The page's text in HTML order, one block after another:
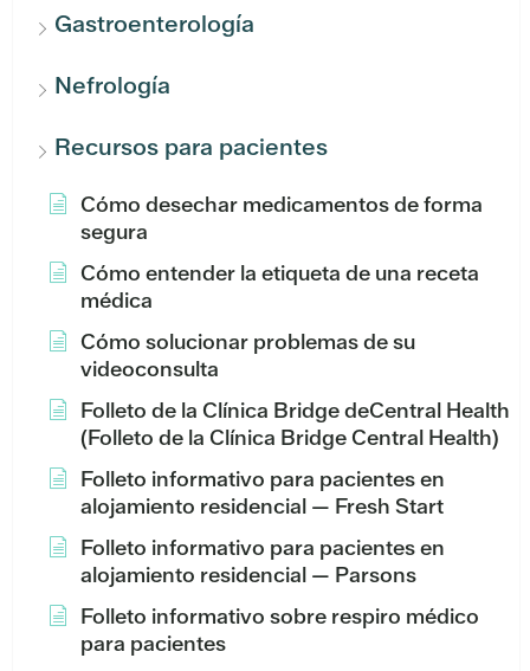
Gastroenterología
Nefrología
Recursos para pacientes
Cómo desechar medicamentos de forma
segura
Cómo entender la etiqueta de una receta
médica
Cómo solucionar problemas de su
videoconsulta
Folleto de la Clínica Bridge deCentral Health
(Folleto de la Clínica Bridge Central Health)
Folleto informativo para pacientes en
alojamiento residencial — Fresh Start
Folleto informativo para pacientes en
alojamiento residencial — Parsons
Folleto informativo sobre respiro médico
para pacientes